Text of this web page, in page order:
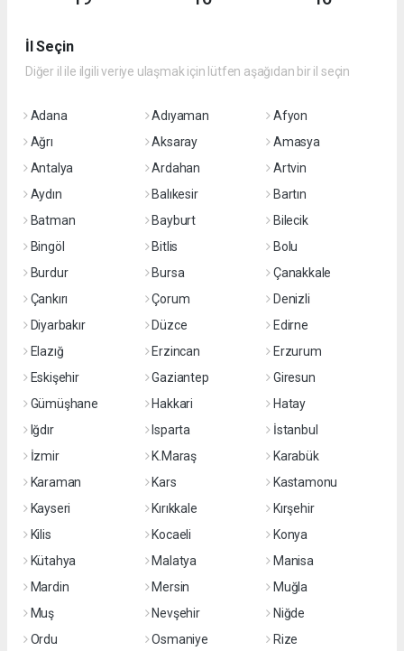
İl Seçin
Diğer il ile ilgili veriye ulaşmak için lütfen aşağıdan bir il seçin
Adana Adıyaman
Afyon
Ağrı
Aksaray
Amasya
Antalya
Ardahan
Artvin
Aydın
Balıkesir
Bartın
Batman
Bayburt
Bilecik
Bingöl
Bitlis
Bolu
Burdur
Bursa
Çanakkale
Çankırı
Çorum
Denizli
Diyarbakır
Düzce
Edirne
Elazığ
Erzincan
Erzurum
Eskişehir
Gaziantep
Giresun
Gümüşhane
Hakkari
Hatay
Iğdır
Isparta
İstanbul
İzmir
K.Maraş
Karabük
Karaman
Kars
Kastamonu
Kayseri
Kırıkkale
Kırşehir
Kilis
Kocaeli
Konya
Kütahya
Malatya
Manisa
Mardin
Mersin
Muğla
Muş
Nevşehir
Niğde
Ordu
Osmaniye Rize